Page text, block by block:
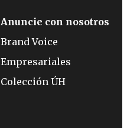
Anuncie con nosotros
Brand Voice
Empresariales
Colección ÚH